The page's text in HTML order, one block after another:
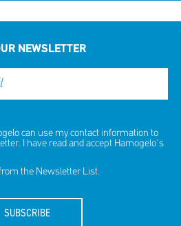
NEWSLETTER
can use my contact information to
I have read and accept Hamogelo's
the Newsletter List.
SUBSCRIBE